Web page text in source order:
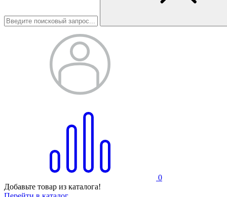
0
Добавьте товар из каталога!